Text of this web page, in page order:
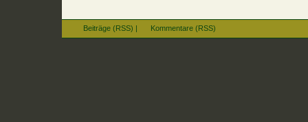
Beiträge (RSS) | Kommentare (RSS)